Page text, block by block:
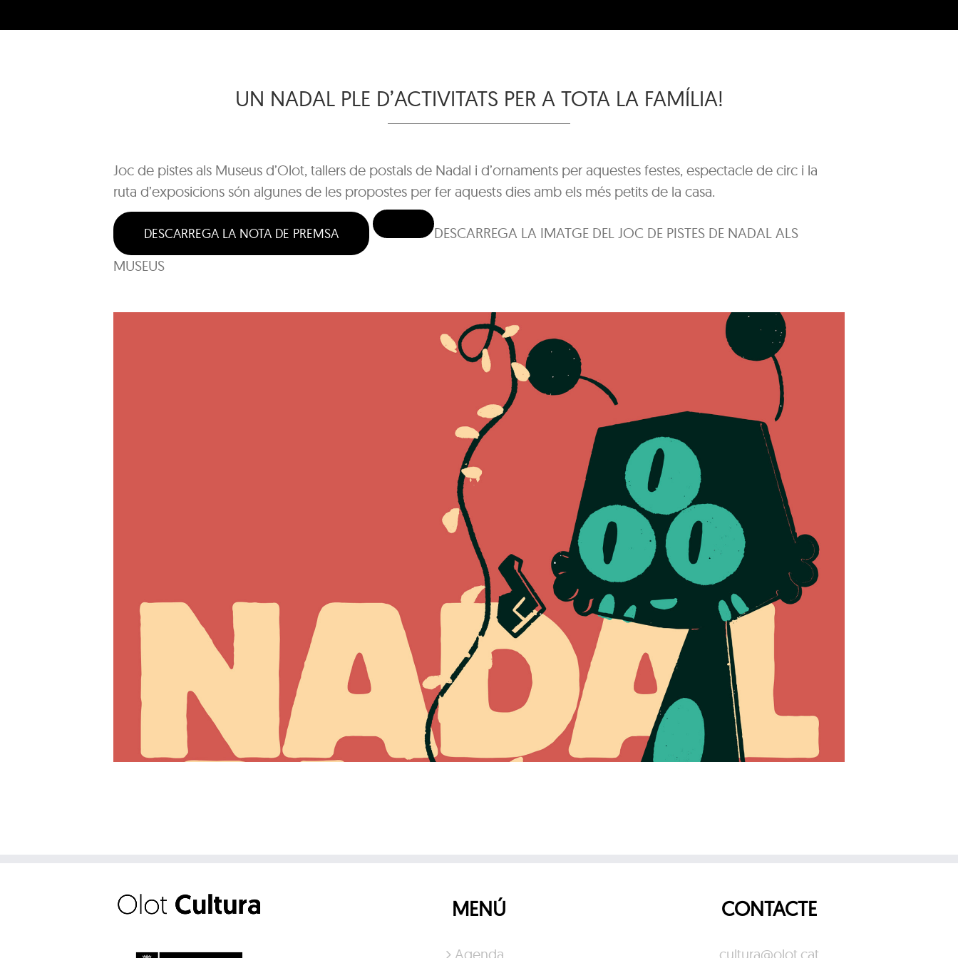
UN NADAL PLE D’ACTIVITATS PER A TOTA LA FAMÍLIA!
Joc de pistes als Museus d’Olot, tallers de postals de Nadal i d’ornaments per aquestes festes, espectacle de circ i la
ruta d’exposicions són algunes de les propostes per fer aquests dies amb els més petits de la casa.
DESCARREGA LA NOTA DE PREMSA
DESCARREGA LA IMATGE DEL JOC DE PISTES DE NADAL ALS
MUSEUS
MENÚ
Agenda
CONTACTE
cultura@olot.cat